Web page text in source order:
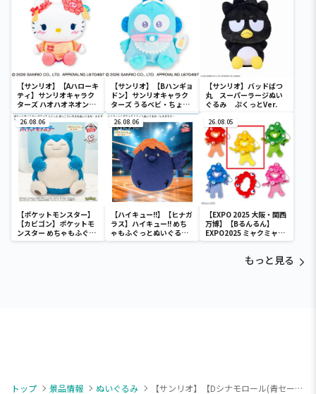
ディ マーメイドver. ～
【サンリオ】【Aハローキ
ティ】サンリオキャラク
ターズ ハオハオネオンタ
ウンドールBIGタイプ1
【サンリオ】【Bハンギョ
ドン】サンリオキャラク
ターズ うるベビ・ちょい
デカドール
【サンリオ】バッドばつ
丸 スーパーラージぬい
ぐるみ ぷくっとVer.
26.08.06
【ポケットモンスター】
【カビゴン】ポケットモ
ンスター めちゃもふぐっ
と ほっこりいやされぬい
26.08.06
【ハイキュー!!】【ヒナガ
ラス】ハイキュー!! めち
ゃもふぐっとぬいぐるみ
～ヒナガラス～
26.08.05
【EXPO 2025 大阪・関西
万博】【Bるんるん】
EXPO2025 ミャクミャク
カラフルゴム紐付きぬい
もっと見る
トップ 景品情報 ぬいぐるみ
【サンリオ】【Dシナモロール(青セーラー)】初音ミク×シナモロール ぬいぐるみ ～マリンスタイル～（EX）